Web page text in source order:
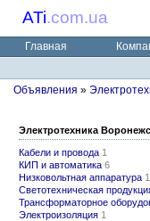
ATi.com.ua
Главная
Объявления »
Электротехника
Кабели и провода 1
КИП и автоматика 6
Низковольтная аппаратура
Светотехническая
Трансформаторное
Электроизоляция 1